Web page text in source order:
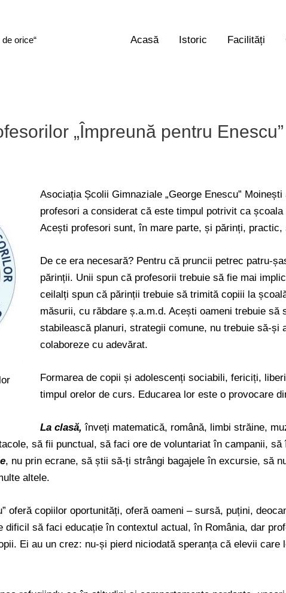
orice“ Acasă Istoric Facilități
„Împreună pentru Enescu”
Asociația Școlii Gimnaziale „George Enescu”
profesori a considerat că este timpul potrivit ca
Acești profesori sunt, în mare parte, și părinți, practic,
De ce era necesară? Pentru că pruncii petrec patru-
părinții. Unii spun că profesorii trebuie să fie mai
ceilalți spun că părinții trebuie să trimită copiii la
măsurii, cu răbdare ș.a.m.d. Acești oameni trebuie să
stabilească planuri, strategii comune, nu trebuie să-și
colaboreze cu adevărat.
Formarea de copii și adolescenți sociabili, fericiți,
timpul orelor de curs. Educarea lor este o provocare
La clasă, înveți matematică, română, limbi străine,
să fii punctual, să faci ore de voluntariat în campanii,
, nu prin ecrane, să știi să-ți strângi bagajele în excursie, să
altele.
oferă copiilor oportunități, oferă oameni – sursă, puțini,
să faci educație în contextul actual, în România, dar
Ei au un crez: nu-și pierd niciodată speranța că elevii care